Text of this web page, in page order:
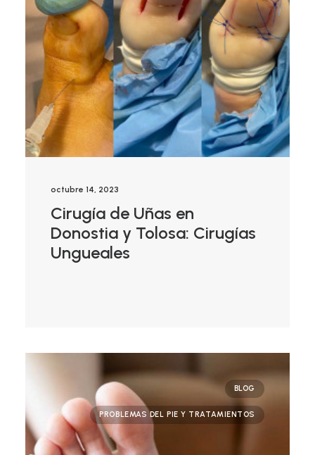
EUS
octubre 14, 2023
Cirugía de Uñas en
Donostia y Tolosa: Cirugías
Ungueales
BLOG
PROBLEMAS DEL PIE Y TRATAMIENTOS